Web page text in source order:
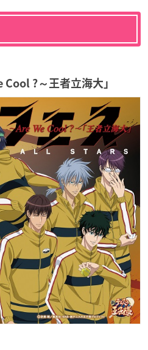
Cool ?～王者立海大」